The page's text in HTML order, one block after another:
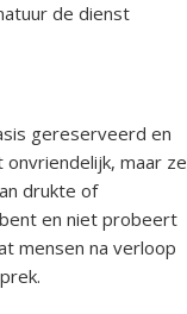
de dienst
gereserveerd en
maar ze
drukte of
en niet probeert
mensen na verloop